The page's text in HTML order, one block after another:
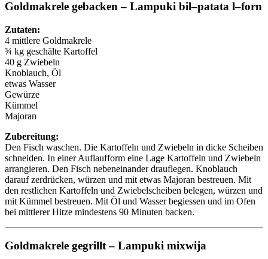
Goldmakrele gebacken – Lampuki bil–patata l–forn
Zutaten:
4 mittlere Goldmakrele
¾ kg geschälte Kartoffel
40 g Zwiebeln
Knoblauch, Öl
etwas Wasser
Gewürze
Kümmel
Majoran
Zubereitung:
Den Fisch waschen. Die Kartoffeln und Zwiebeln in dicke Scheiben
schneiden. In einer Auflaufform eine Lage Kartoffeln und Zwiebeln
arrangieren. Den Fisch nebeneinander drauflegen. Knoblauch
darauf zerdrücken, würzen und mit etwas Majoran bestreuen. Mit
den restlichen Kartoffeln und Zwiebelscheiben belegen, würzen und
mit Kümmel bestreuen. Mit Öl und Wasser begiessen und im Ofen
bei mittlerer Hitze mindestens 90 Minuten backen.
Goldmakrele gegrillt – Lampuki mixwija